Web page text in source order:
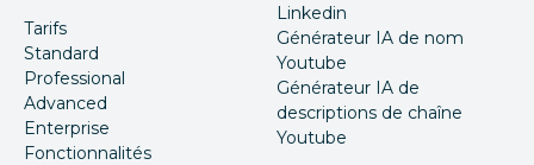
Tarifs
Standard
Professional
Advanced
Enterprise
Fonctionnalités
Linkedin
Générateur IA de nom
Youtube
Générateur IA de
descriptions de chaîne
Youtube